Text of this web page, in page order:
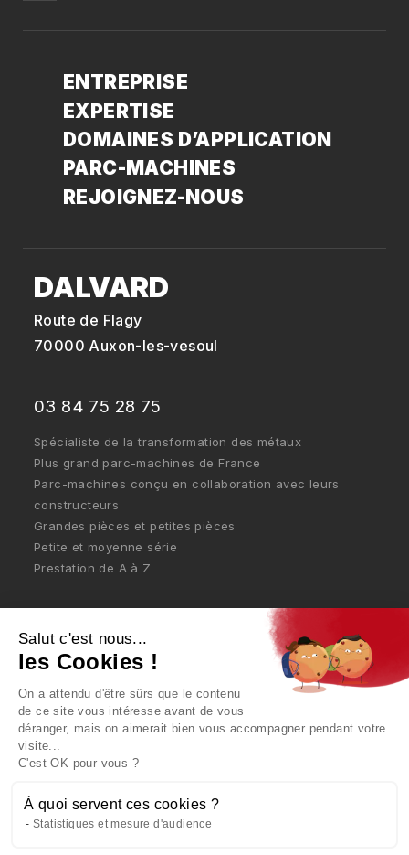
ENTREPRISE
EXPERTISE
DOMAINES D’APPLICATION
PARC-MACHINES
REJOIGNEZ-NOUS
DALVARD
Route de Flagy
70000 Auxon-les-vesoul
03 84 75 28 75
Spécialiste de la transformation des métaux
Plus grand parc-machines de France
Parc-machines conçu en collaboration avec leurs
constructeurs
Grandes pièces et petites pièces
Petite et moyenne série
Prestation de A à Z
CONTACT
Mentions légales
Politique de confidentialité
Politique de cookies
Retrouvez Dalvard sur
Salut c'est nous...
les Cookies !
On a attendu d'être sûrs que le contenu
de ce site vous intéresse avant de vous
déranger, mais on aimerait bien vous accompagner pendant votre
visite...
C'est OK pour vous ?
À quoi servent ces cookies ?
Statistiques et mesure d'audience